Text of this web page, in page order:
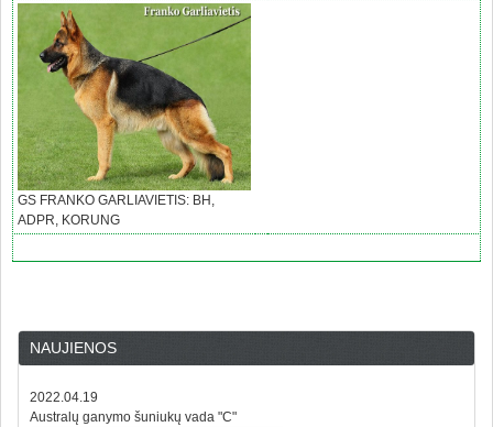
GS FRANKO GARLIAVIETIS: BH,
ADPR, KORUNG
NAUJIENOS
2022.04.19
Australų ganymo šuniukų vada "C"